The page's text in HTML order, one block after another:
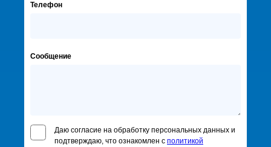
Телефон
Сообщение
Даю согласие на обработку персональных данных и
подтверждаю, что ознакомлен с политикой